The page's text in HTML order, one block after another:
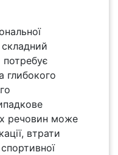
складний
глибокого
речовин може
втрати